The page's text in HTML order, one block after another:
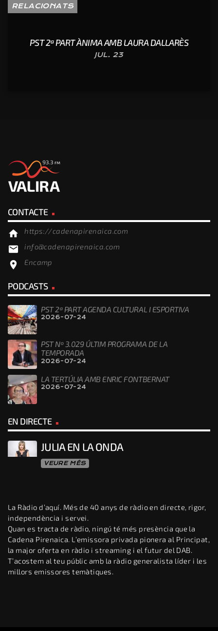
RELACIONATS
PST 2ª PART ÀNIMA AMB LAURA DALLARÈS
JUL. 23
CONTACTE
home https://cadenapirenaica.com
email info@cadenapirenaica.com
location_on Encamp
PODCASTS
PST 2ª PART AGENDA CULTURAL I ESPORTIVA
2026-07-24
PST Nº 3.029 ÚLTIM PROGRAMA DE LA
TEMPORADA
2026-07-24
LA TERTÚLIA AMB ENRIC FONTBERNAT
2026-07-24
EN DIRECTE
JULIA EN LA ONDA
VEURE MÉS
La Ràdio d’aquí. Més de 40 anys de ràdio en directe, rigor,
independència i servei.
Quan es tracta de ràdio, ningú té més presència que la
Cadena Pirenaica. L’emissora privada pionera al Principat,
la major oferta en ràdio i streaming i el futur del DAB.
T’acostem al teu públic amb la ràdio generalista líder i les
millors emissores temàtiques.